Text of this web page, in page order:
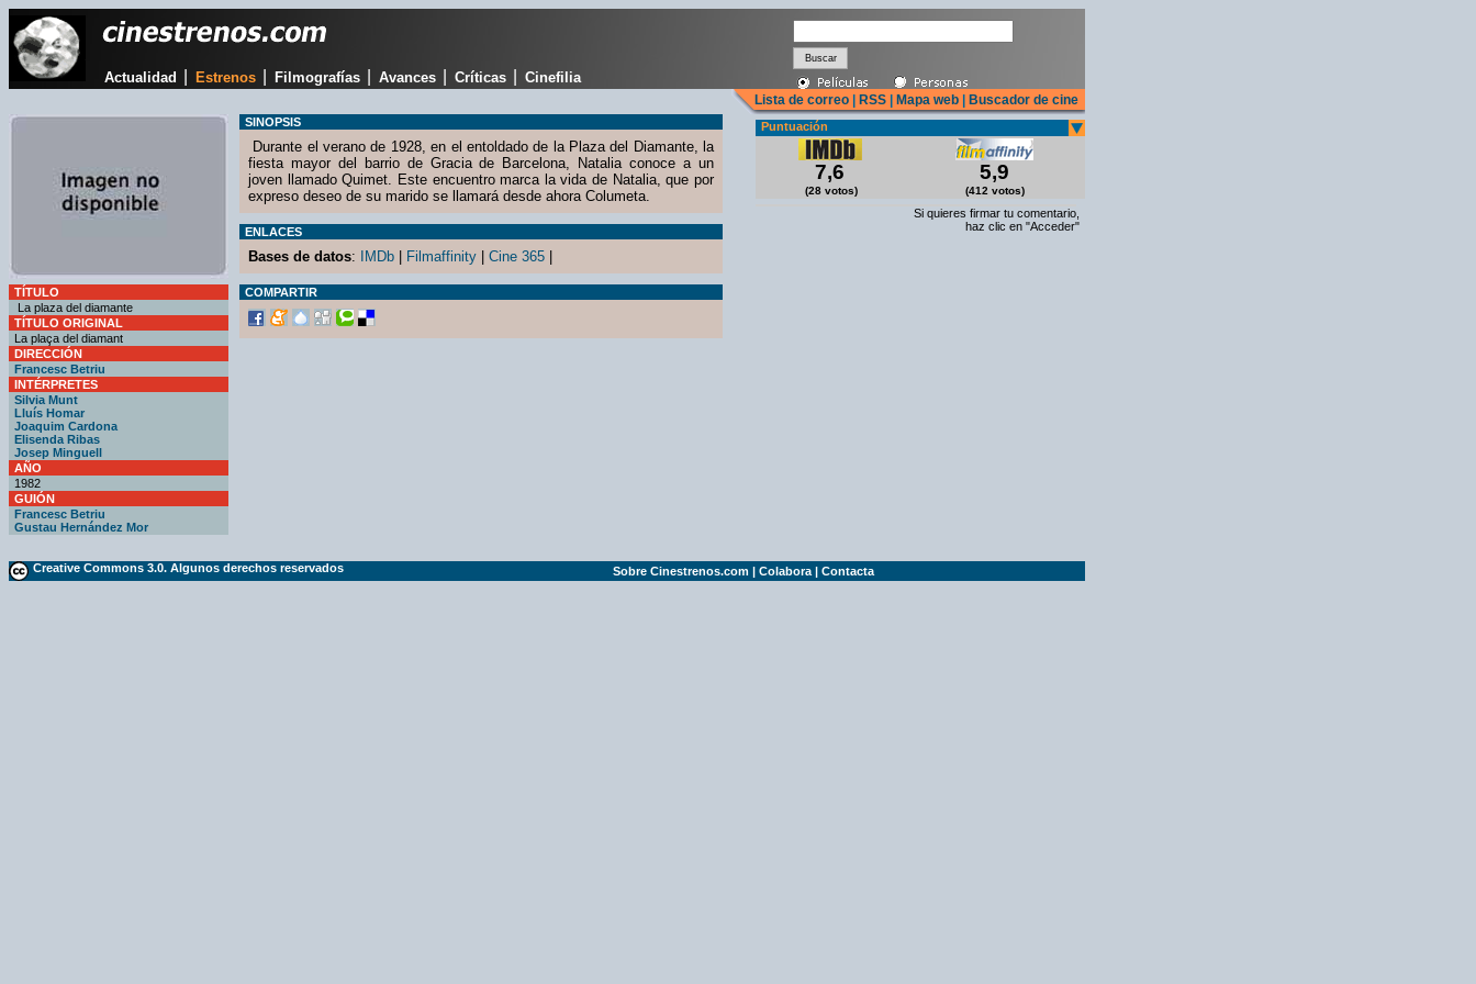
Actualidad Estrenos Filmografías Avances Críticas Cinefilia
Lista de correo RSS Mapa web Buscador de cine
TÍTULO
La plaza del diamante
TÍTULO ORIGINAL
La plaça del diamant
DIRECCIÓN
Francesc Betriu
INTÉRPRETES
Silvia Munt
Lluís Homar
Joaquim Cardona
Elisenda Ribas
Josep Minguell
AÑO
1982
GUIÓN
Francesc Betriu
Gustau Hernández Mor
SINOPSIS
Durante el verano de 1928, en el entoldado de la Plaza del Diamante, la
fiesta mayor del barrio de Gracia de Barcelona, Natalia conoce a un
joven llamado Quimet. Este encuentro marca la vida de Natalia, que por
expreso deseo de su marido se llamará desde ahora Columeta.
ENLACES
Bases de datos: IMDb Filmaffinity Cine 365
COMPARTIR
Puntuación
7,6
(28 votos)
5,9
(412 votos)
Si quieres firmar tu comentario,
haz clic en "Acceder"
Creative Commons 3.0. Algunos derechos reservados Sobre Cinestrenos.com | Colabora | Contacta